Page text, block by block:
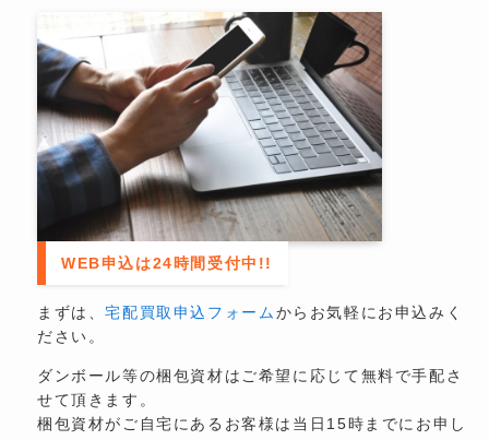
WEB申込は24時間受付中!!
まずは、宅配買取申込フォームからお気軽にお申込みく
ださい。
ダンボール等の梱包資材はご希望に応じて無料で手配さ
せて頂きます。
梱包資材がご自宅にあるお客様は当日15時までにお申し